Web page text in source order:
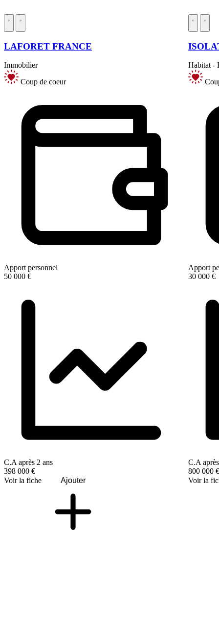
LAFORET FRANCE
Immobilier
Coup de coeur
Apport personnel
50 000 €
C.A après 2 ans
398 000 €
Voir la fiche
Ajouter
Habitat -
Apport
30 000 €
C.A
800 000 €
Voir la